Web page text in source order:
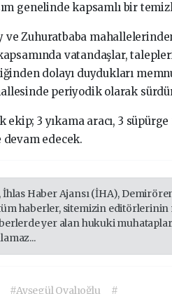
genelinde kapsamlı bir
veZuhuratbaba
vatandaşlar,
dolayı duydukları
periyodik olarak
ekip; 3yıkama aracı, 3 süpürge
devam edecek.
İhlas Haber Ajansı (İHA),
haberler, sitemizin editörlerinin
yer alan hukuki
#Ayşegül Ovalıoğlu #